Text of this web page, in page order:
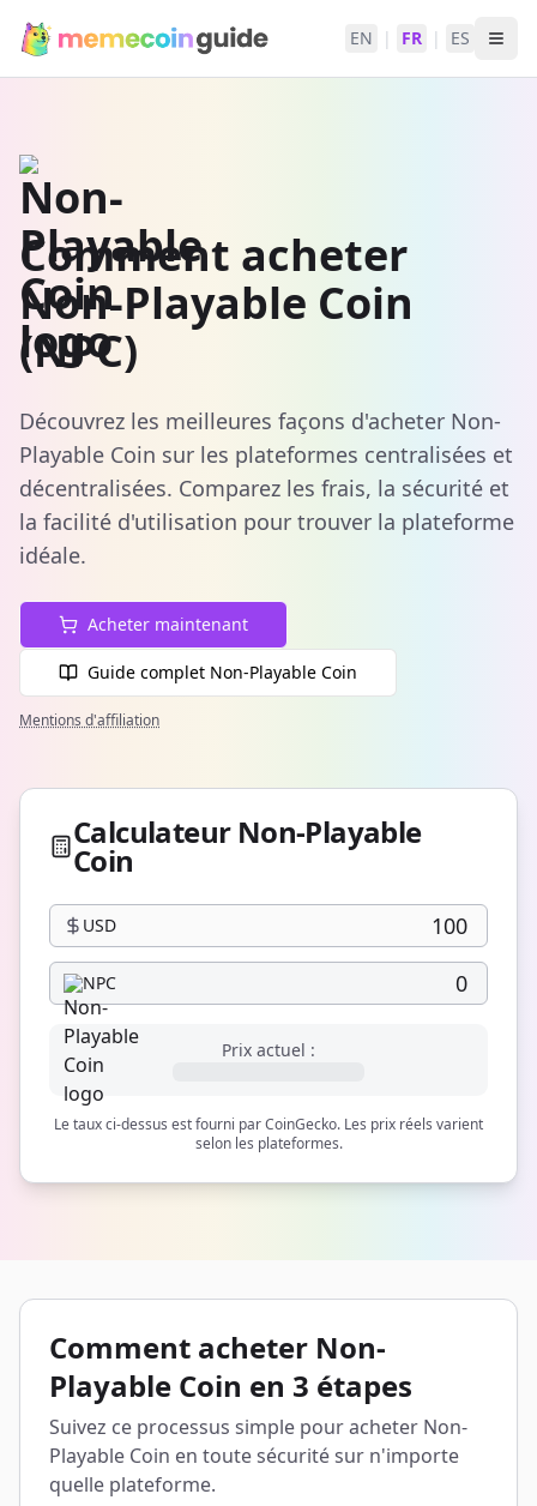
EN | FR | ES
Comment acheter
Non-Playable Coin
(NPC)
Découvrez les meilleures façons d'acheter Non-
Playable Coin sur les plateformes centralisées et
décentralisées. Comparez les frais, la sécurité et
la facilité d'utilisation pour trouver la plateforme
idéale.
Acheter maintenant
Guide complet Non-Playable Coin
Mentions d'affiliation
Calculateur Non-Playable
Coin
USD
NPC
Prix actuel :
Le taux ci-dessus est fourni par CoinGecko. Les prix réels varient
selon les plateformes.
Comment acheter Non-
Playable Coin en 3 étapes
Suivez ce processus simple pour acheter Non-
Playable Coin en toute sécurité sur n'importe
quelle plateforme.